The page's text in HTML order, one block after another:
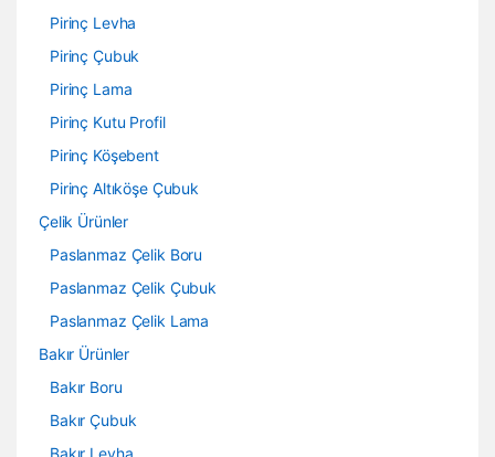
Pirinç Levha
Pirinç Çubuk
Pirinç Lama
Pirinç Kutu Profil
Pirinç Köşebent
Pirinç Altıköşe Çubuk
Çelik Ürünler
Paslanmaz Çelik Boru
Paslanmaz Çelik Çubuk
Paslanmaz Çelik Lama
Bakır Ürünler
Bakır Boru
Bakır Çubuk
Bakır Levha